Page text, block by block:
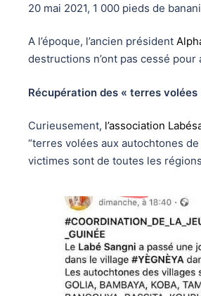
20 mai 2021, 1 000 pieds de
A l’époque, l’ancien président
destructions n’ont pas cessé pour
Récupération des « terres volées
Curieusement, l’association
“terres volées aux autochtones
victimes sont de toutes les